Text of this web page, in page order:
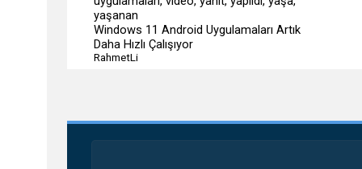
Windows 11 Android Uygulamaları Artık
Daha Hızlı Çalışıyor
RahmetLi